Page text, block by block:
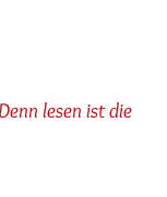
lesen ist die